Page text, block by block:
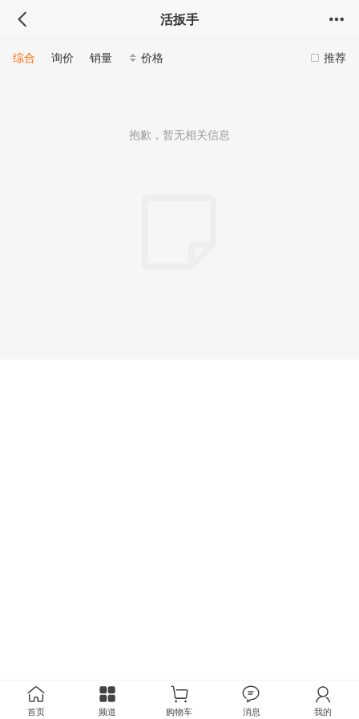
活扳手
推荐
综合 询价 销量 价格
抱歉，暂无相关信息
首页 频道 购物车 消息 我的